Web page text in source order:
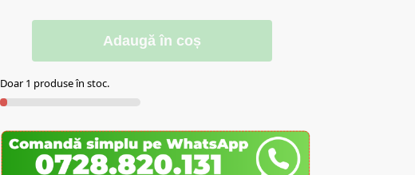
Adaugă în coș
Doar 1 produse în stoc.